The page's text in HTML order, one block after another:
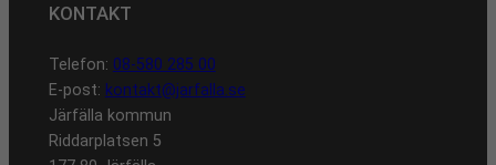
KONTAKT
Telefon: 08-580 285 00
E-post: kontakt@jarfalla.se
Järfälla kommun
Riddarplatsen 5